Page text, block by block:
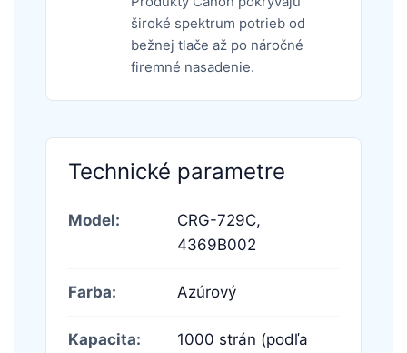
široké spektrum potrieb od
bežnej tlače až po náročné
firemné nasadenie.
Technické parametre
Model:
CRG-729C,
4369B002
Farba: Azúrový
Kapacita:
1000 strán (podľa